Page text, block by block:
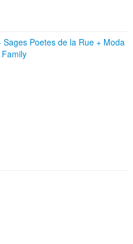
Sages Poetes de la Rue + Moda